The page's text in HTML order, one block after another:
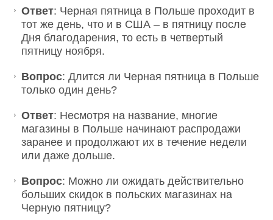
Ответ: Черная пятница в Польше проходит в
тот же день, что и в США – в пятницу после
Дня благодарения, то есть в четвертый
пятницу ноября.
Вопрос: Длится ли Черная пятница в Польше
только один день?
Ответ: Несмотря на название, многие
магазины в Польше начинают распродажи
заранее и продолжают их в течение недели
или даже дольше.
Вопрос: Можно ли ожидать действительно
больших скидок в польских магазинах на
Черную пятницу?